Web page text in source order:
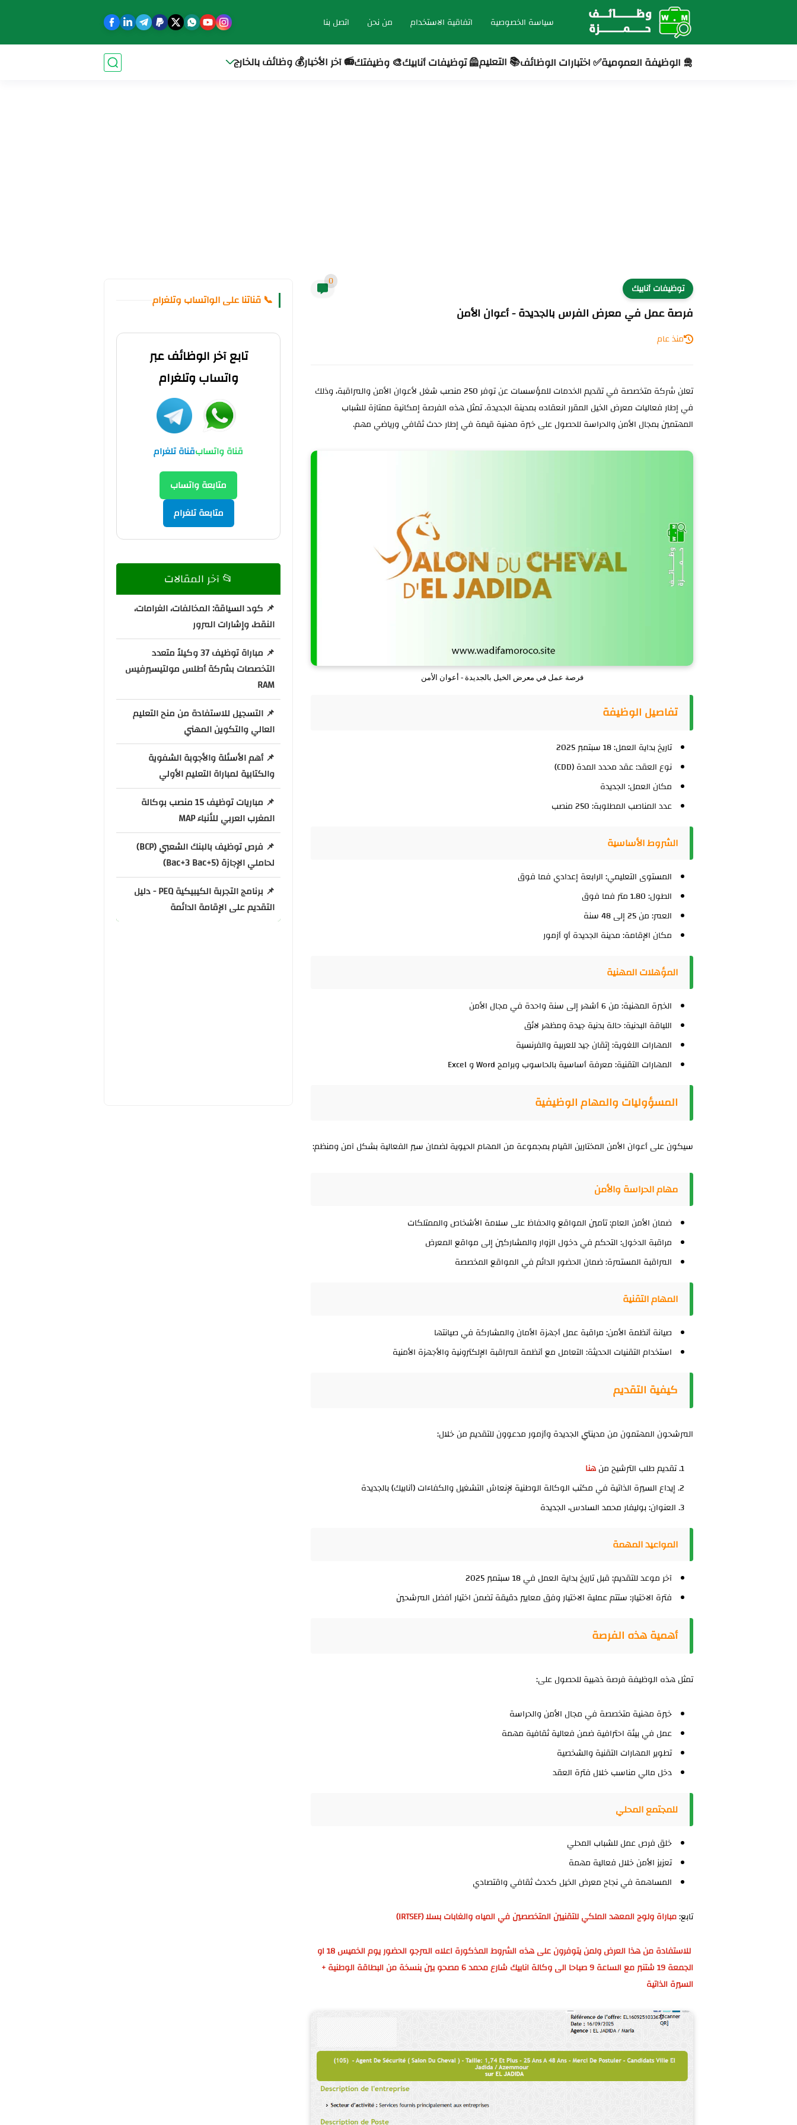
سياسة الخصوصية اتفاقية الاستخدام من نحن اتصل بنا
🛅 الوظيفة العمومية✅ اختبارات الوظائف📚 التعليم🦺 توظيفات أنابيك🎨 وظيفتك📻 آخر الأخبار💰 وظائف بالخارج
توظيفات أنابيك 0
فرصة عمل في معرض الفرس بالجديدة - أعوان الأمن
منذ عام
تعلن شركة متخصصة في تقديم الخدمات للمؤسسات عن توفر250 منصب شغل
لأعوان الأمن والمراقبة، وذلك
في إطار فعاليات معرض الخيل المقرر انعقاده بمدينة الجديدة. تمثل هذه الفرصة إمكانية ممتازة للشباب
المهتمين بمجال الأمن والحراسة للحصول على خبرة مهنية قيمة في إطار حدث ثقافي ورياضي مهم.
فرصة عمل في معرض الخيل بالجديدة - أعوان الأمن
تفاصيل الوظيفة
تاريخ بداية العمل:
نوع العقد:عقد محدد المدة (CDD)
مكان العمل:الجديدة
عدد المناصب المطلوبة:
الشروط الأساسية
المستوى التعليمي:الرابعة إعدادي فما فوق
الطول:
العمر:من 25 إلى 48 سنة
مكان الإقامة:مدينة الجديدة أو أزمور
المؤهلات المهنية
الخبرة المهنية:من 6 أشهر إلى سنة واحدة في مجال الأمن
اللياقة البدنية:حالة بدنية جيدة ومظهر لائق
المهارات اللغوية:إتقان جيد للعربية والفرنسية
المهارات التقنية:معرفة أساسية بالحاسوب وبرامج Word و Excel
المسؤوليات والمهام الوظيفية
سيكون على أعوان الأمن المختارين القيام بمجموعة من المهام الحيوية لضمان سير الفعالية بشكل آمن ومنظم:
مهام الحراسة والأمن
ضمان الأمن العام:تأمين المواقع والحفاظ على سلامة الأشخاص والممتلكات
مراقبة الدخول:التحكم في دخول الزوار والمشاركين إلى مواقع المعرض
المراقبة المستمرة:ضمان الحضور الدائم في المواقع المخصصة
المهام التقنية
صيانة أنظمة الأمن:مراقبة عمل أجهزة الأمان والمشاركة في صيانتها
استخدام التقنيات الحديثة:التعامل مع أنظمة المراقبة الإلكترونية والأجهزة الأمنية
كيفية التقديم
المرشحون المهتمون من مدينتي الجديدة وأزمور مدعوون للتقديم من خلال:
تقديم طلب الترشيحمنهنا
إيداع السيرة الذاتية في مكتب الوكالة الوطنية لإنعاش التشغيل والكفاءات (أنابيك) بالجديدة
العنوان:بوليفار محمد السادس، الجديدة
المواعيد المهمة
آخر موعد للتقديم:قبل تاريخ بداية العمل في 18 سبتمبر 2025
فترة الاختيار:ستتم عملية الاختيار وفق معايير دقيقة تضمن اختيار أفضل المرشحين
أهمية هذه الفرصة
تمثل هذه الوظيفة فرصة ذهبية للحصول على:
خبرة مهنية متخصصة في مجال الأمن والحراسة
عمل في بيئة احترافية ضمن فعالية ثقافية مهمة
تطوير المهارات التقنية والشخصية
دخل مالي مناسبخلال فترة العقد
للمجتمع المحلي
خلق فرص عمل للشباب المحلي
تعزيز الأمنخلال فعالية مهمة
المساهمة في نجاحمعرض الخيل كحدث ثقافي واقتصادي
تابع:مباراة ولوج المعهد الملكي للتقنيين المتخصصين في المياه والغابات بسلا (IRTSEF)
للاستفادة من هذا العرض ولمن يتوفرون على هذه الشروط المذكورة اعلاه المرجو الحضور يوم الخميس 18 او
الجمعة 19 شتنبر مع الساعة 9 صباحا الى وكالة انابيك شارع محمد 6 مصحو بين بنسخة من البطاقة الوطنية +
السيرة الذاتية
📞 قناتنا على الواتساب وتلغرام
تابع آخر الوظائف عبر
واتساب وتلغرام
قناة واتسابقناة تلغرام
متابعة واتساب
متابعة تلغرام
📂 آخر المقالات
📌 كود السياقة: المخالفات، الغرامات،
النقط، وإشارات المرور
📌 مباراة توظيف 37 وكيلاً متعدد
التخصصات بشركة أطلس مولتيسيرفيس
RAM
📌 التسجيل للاستفادة من منح التعليم
العالي والتكوين المهني
📌 أهم الأسئلة والأجوبة الشفوية
والكتابية لمباراة التعليم الأولي
📌 مباريات توظيف 15 منصب بوكالة
المغرب العربي للأنباء MAP
📌 فرص توظيف بالبنك الشعبي (BCP)
لحاملي الإجازة (Bac+3 Bac+5)
📌 برنامج التجربة الكيبيكية PEQ - دليل
التقديم على الإقامة الدائمة